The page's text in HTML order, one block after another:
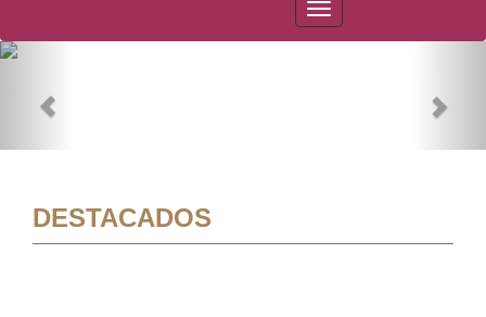
PAOT
DESTACADOS